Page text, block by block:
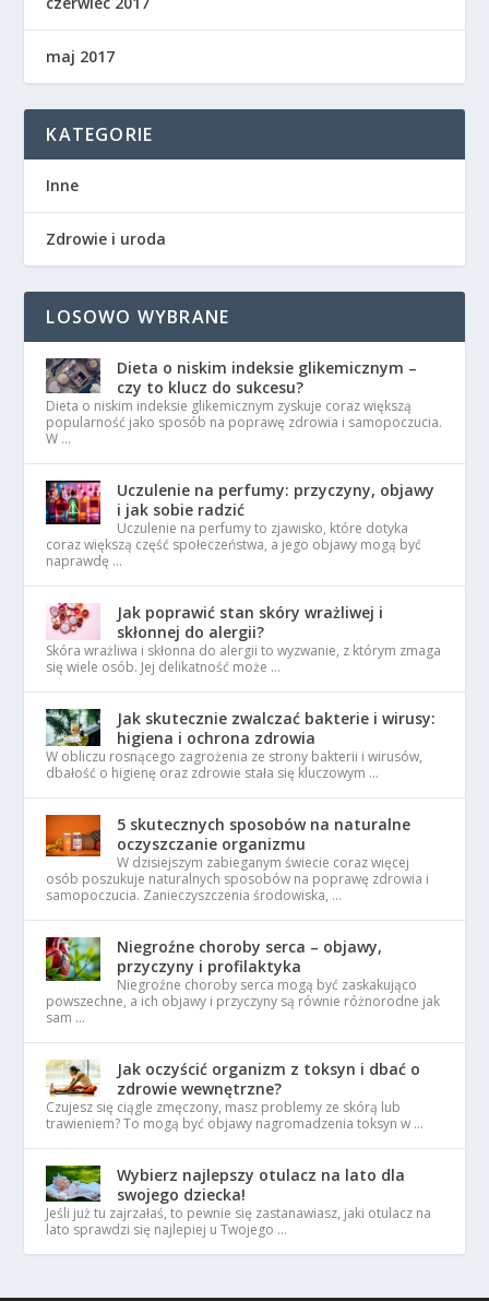
maj 2017
KATEGORIE
Inne
Zdrowie i uroda
LOSOWO WYBRANE
Dieta o niskim indeksie glikemicznym –
czy to klucz do sukcesu?
Dieta o niskim indeksie glikemicznym zyskuje coraz większą
popularność jako sposób na poprawę zdrowia i samopoczucia.
W …
Uczulenie na perfumy: przyczyny, objawy
i jak sobie radzić
Uczulenie na perfumy to zjawisko, które dotyka
coraz większą część społeczeństwa, a jego objawy mogą być
naprawdę …
Jak poprawić stan skóry wrażliwej i
skłonnej do alergii?
Skóra wrażliwa i skłonna do alergii to wyzwanie, z którym zmaga
się wiele osób. Jej delikatność może …
Jak skutecznie zwalczać bakterie i wirusy:
higiena i ochrona zdrowia
W obliczu rosnącego zagrożenia ze strony bakterii i wirusów,
dbałość o higienę oraz zdrowie stała się kluczowym …
5 skutecznych sposobów na naturalne
oczyszczanie organizmu
W dzisiejszym zabieganym świecie coraz więcej
osób poszukuje naturalnych sposobów na poprawę zdrowia i
samopoczucia. Zanieczyszczenia środowiska, …
Niegroźne choroby serca – objawy,
przyczyny i profilaktyka
Niegroźne choroby serca mogą być zaskakująco
powszechne, a ich objawy i przyczyny są równie różnorodne jak
sam …
Jak oczyścić organizm z toksyn i dbać o
zdrowie wewnętrzne?
Czujesz się ciągle zmęczony, masz problemy ze skórą lub
trawieniem? To mogą być objawy nagromadzenia toksyn w …
Wybierz najlepszy otulacz na lato dla
swojego dziecka!
Jeśli już tu zajrzałaś, to pewnie się zastanawiasz, jaki otulacz na
lato sprawdzi się najlepiej u Twojego …